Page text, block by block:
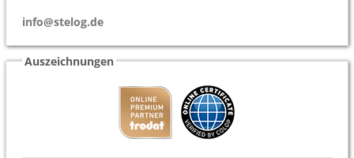
info@stelog.de
Auszeichnungen